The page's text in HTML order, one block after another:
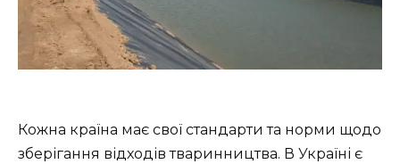
Кожна країна має свої стандарти та норми щодо
зберігання відходів тваринництва. В Україні є